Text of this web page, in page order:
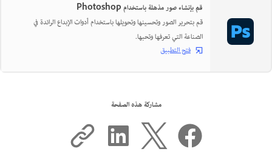
قم بإنشاء صور مذهلة باستخدام Photoshop
قم بتحرير الصور وتحسينها وتحويلها باستخدام أدوات الإبداع الرائدة في
الصناعة التي تعرفها وتحبها.
فتح التطبيق
مشاركة هذه الصفحة